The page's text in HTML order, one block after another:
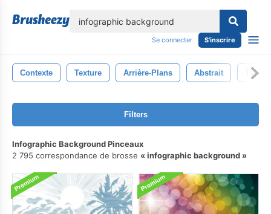
Se connecter S'inscrire
Contexte Texture Arrière-Plans Abstrait Toile
Filters
Infographic Background Pinceaux
2 795 correspondance de brosse
infographic background